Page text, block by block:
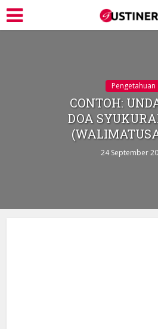
Pengetahuan
CONTOH:
DOA
24 September